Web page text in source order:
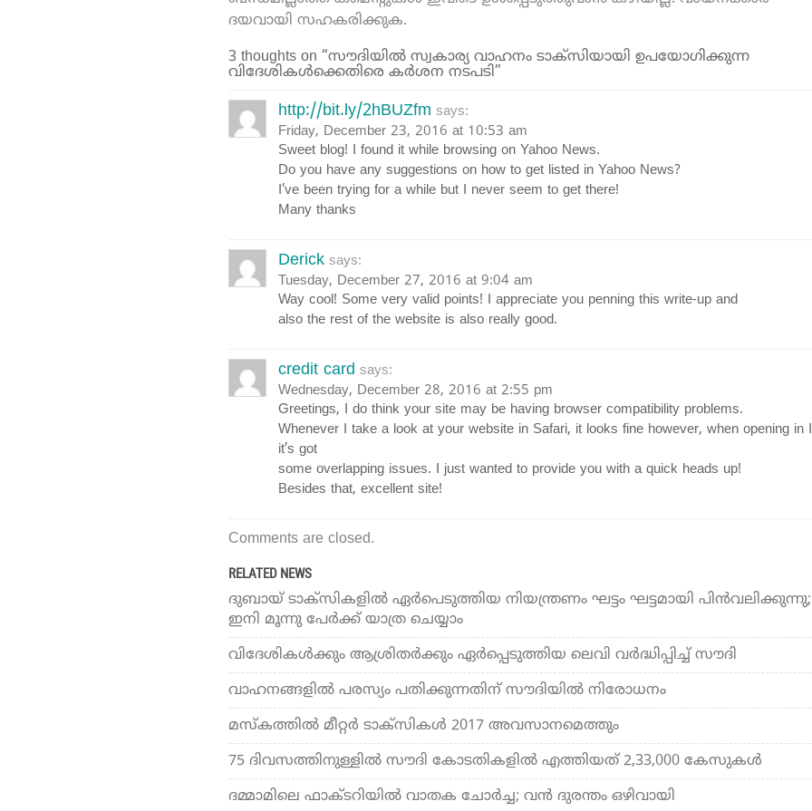
ദയവായി സഹകരിക്കുക.
3 thoughts on “സൗദിയില്‍ സ്വകാര്യ വാഹനം ടാക്‌സിയായി ഉപയോഗിക്കുന്ന
വിദേശികള്‍ക്കെതിരെ കര്‍ശന നടപടി”
http://bit.ly/2hBUZfm says:
Friday, December 23, 2016 at 10:53 am
Sweet blog! I found it while browsing on Yahoo News.
Do you have any suggestions on how to get listed in Yahoo News?
I’ve been trying for a while but I never seem to get there!
Many thanks
Derick says:
Tuesday, December 27, 2016 at 9:04 am
Way cool! Some very valid points! I appreciate you penning this write-up and
also the rest of the website is also really good.
credit card says:
Wednesday, December 28, 2016 at 2:55 pm
Greetings, I do think your site may be having browser compatibility problems.
Whenever I take a look at your website in Safari, it looks fine however, when opening in
it’s got
some overlapping issues. I just wanted to provide you with a quick heads up!
Besides that, excellent site!
Comments are closed.
RELATED NEWS
ദുബായ് ടാക്‌സികളില്‍ ഏര്‍പെടുത്തിയ നിയന്ത്രണം ഘട്ടം ഘട്ടമായി പിന്‍വലിക്കുന്നു;
ഇനി മൂന്നു പേര്‍ക്ക് യാത്ര ചെയ്യാം
വിദേശികള്‍ക്കും ആശ്രിതര്‍ക്കും ഏര്‍പ്പെടുത്തിയ ലെവി വര്‍ദ്ധിപ്പിച്ച് സൗദി
വാഹനങ്ങളില്‍ പരസ്യം പതിക്കുന്നതിന് സൗദിയില്‍ നിരോധനം
മസ്‌കത്തില്‍ മീറ്റര്‍ ടാക്‌സികള്‍ 2017 അവസാനമെത്തും
75 ദിവസത്തിനുള്ളില്‍ സൗദി കോടതികളില്‍ എത്തിയത് 2,33,000 കേസുകള്‍
ദമ്മാമിലെ ഫാക്ടറിയില്‍ വാതക ചോര്‍ച്ച; വന്‍ ദുരന്തം ഒഴിവായി